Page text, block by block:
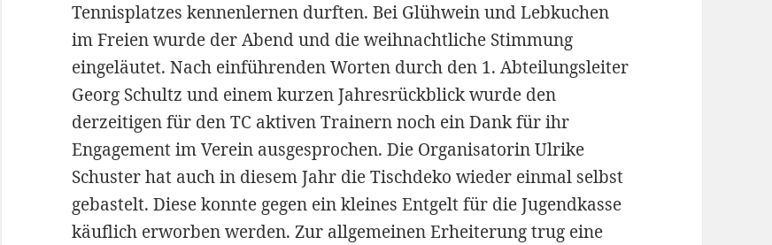
Tennisplatzes kennenlernen durften. Bei Glühwein und Lebkuchen
im Freien wurde der Abend und die weihnachtliche Stimmung
eingeläutet. Nach einführenden Worten durch den 1. Abteilungsleiter
Georg Schultz und einem kurzen Jahresrückblick wurde den
derzeitigen für den TC aktiven Trainern noch ein Dank für ihr
Engagement im Verein ausgesprochen. Die Organisatorin Ulrike
Schuster hat auch in diesem Jahr die Tischdeko wieder einmal selbst
gebastelt. Diese konnte gegen ein kleines Entgelt für die Jugendkasse
käuflich erworben werden. Zur allgemeinen Erheiterung trug eine